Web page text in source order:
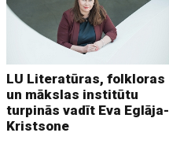
LU Literatūras, folkloras
un mākslas institūtu
turpinās vadīt Eva Eglāja-
Kristsone